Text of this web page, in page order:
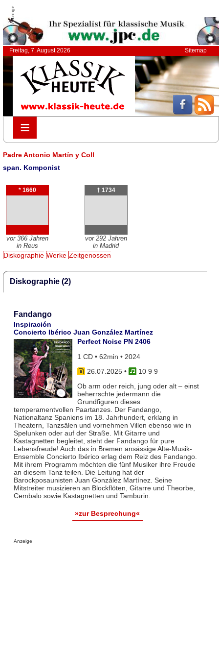
Anzeige
Freitag, 7. August 2026 Sitemap
≡
≡
Padre Antonio Martín y Coll
span. Komponist
* 1660
vor 366 Jahren
in Reus
† 1734
vor 292 Jahren
in Madrid
Diskographie Werke Zeitgenossen
Diskographie (2)
Fandango
Inspiración
Concierto Ibérico Juan González Martínez
Perfect Noise PN 2406
1 CD • 62min • 2024
26.07.2025•
10 9 9
Ob arm oder reich, jung oder alt – einst
beherrschte jedermann die
Grundfiguren dieses
temperamentvollen Paartanzes. Der Fandango,
Nationaltanz Spaniens im 18. Jahrhundert, erklang in
Theatern, Tanzsälen und vornehmen Villen ebenso wie in
Spelunken oder auf der Straße. Mit Gitarre und
Kastagnetten begleitet, steht der Fandango für pure
Lebensfreude! Auch das in Bremen ansässige Alte-Musik-
Ensemble Concierto Ibérico erlag dem Reiz des Fandango.
Mit ihrem Programm möchten die fünf Musiker ihre Freude
an diesem Tanz teilen. Die Leitung hat der
Barockposaunisten Juan González Martínez. Seine
Mitstreiter musizieren an Blockflöten, Gitarre und Theorbe,
Cembalo sowie Kastagnetten und Tamburin.
»zur Besprechung«
Anzeige